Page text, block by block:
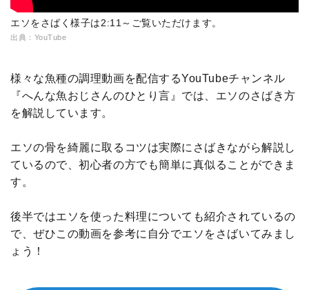
エソをさばく様子は2:11～ご覧いただけます。
出典：YouTube
様々な魚種の調理動画を配信するYouTubeチャンネル
『へんな魚おじさんのひとり言』では、エソのさばき方
を解説しています。
エソの骨を綺麗に取るコツは実際にさばきながら解説し
ているので、初心者の方でも簡単に真似ることができま
す。
後半ではエソを使った料理についても紹介されているの
で、ぜひこの動画を参考に自分でエソをさばいてみまし
ょう！